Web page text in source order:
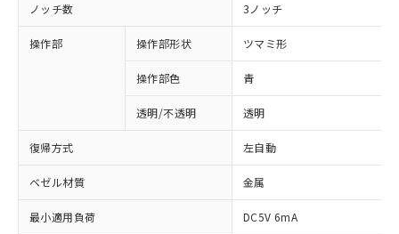
ノッチ数 3ノッチ
操作部 操作部形状 ツマミ形
操作部色 青
透明/不透明 透明
復帰方式 左自動
ベゼル材質 金属
最小適用負荷 DC5V 6mA